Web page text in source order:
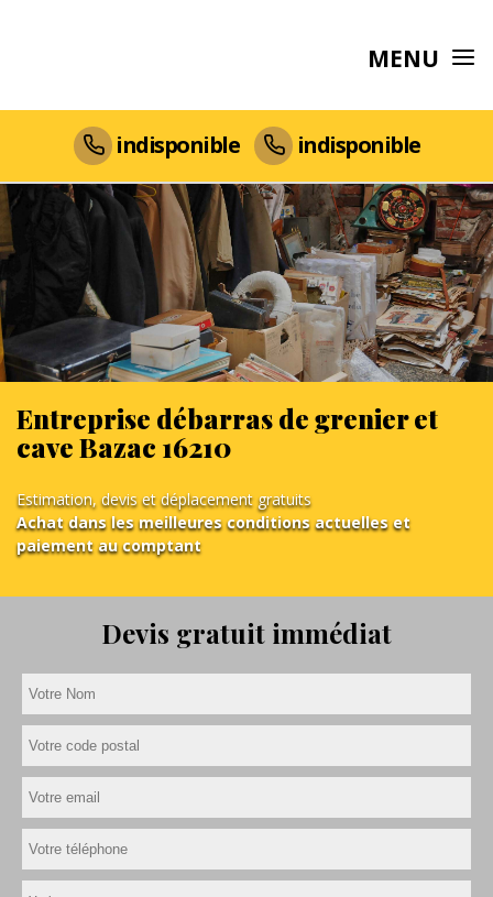
MENU
indisponible indisponible
Entreprise débarras de grenier et
cave Bazac 16210
Estimation, devis et déplacement gratuits
Achat dans les meilleures conditions actuelles et
paiement au comptant
Devis gratuit immédiat